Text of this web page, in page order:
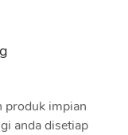
produk impian
anda disetiap